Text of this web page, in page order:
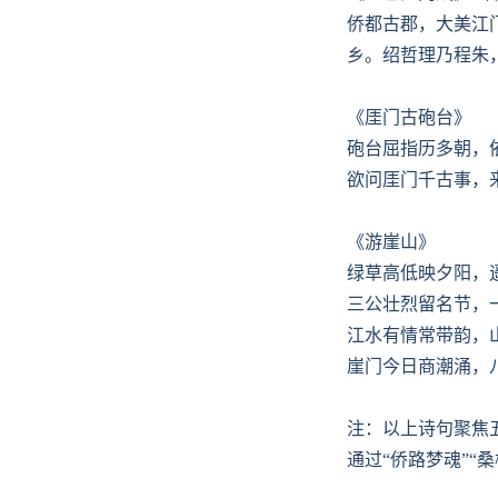
侨都古郡，大美江
乡。绍哲理乃程朱
《厓门古砲台》
砲台屈指历多朝，
欲问厓门千古事，
《游崖山》
绿草高低映夕阳，
三公壮烈留名节，
江水有情常带韵，
崖门今日商潮涌，
注：以上诗句聚焦
通过“侨路梦魂”“